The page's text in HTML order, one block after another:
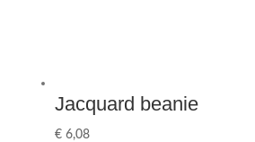
Jacquard beanie
€6,08